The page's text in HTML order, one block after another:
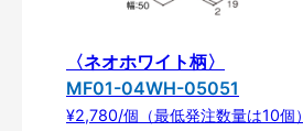
〈ネオホワイト柄〉
MF01-04WH-05051
¥2,780/個（最低発注数量は10個）